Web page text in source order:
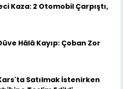
Kaza: 2 Otomobil Çarpıştı,
Hâlâ Kayıp: Çoban Zor
Satılmak İstenirken